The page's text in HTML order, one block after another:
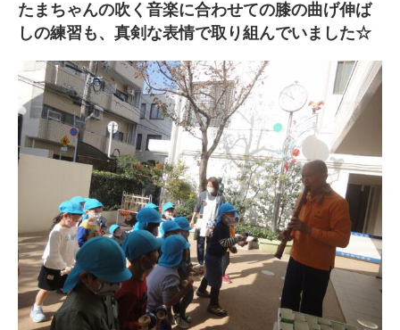
たまちゃんの吹く音楽に合わせての膝の曲げ伸ば
しの練習も、真剣な表情で取り組んでいました☆